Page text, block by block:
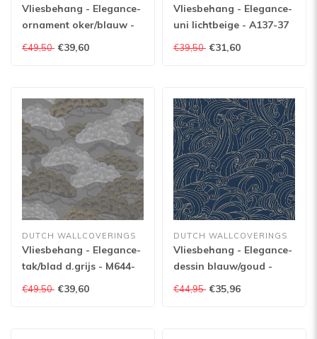
Vliesbehang - Elegance-
ornament oker/blauw -
M661-04
€49,50 €39,60
Vliesbehang - Elegance-
uni lichtbeige - A137-37
€39,50 €31,60
DUTCH WALLCOVERINGS
Vliesbehang - Elegance-
tak/blad d.grijs - M644-
19
€49,50 €39,60
DUTCH WALLCOVERINGS
Vliesbehang - Elegance-
dessin blauw/goud -
M629-01
€44,95 €35,96